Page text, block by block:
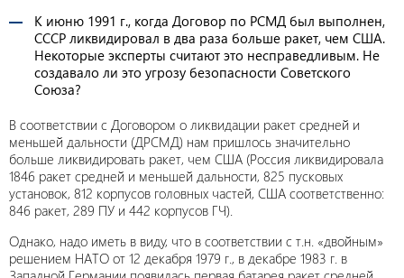
К июню 1991 г., когда Договор по РСМД был выполнен,
СССР ликвидировал в два раза больше ракет, чем США.
Некоторые эксперты считают это несправедливым. Не
создавало ли это угрозу безопасности Советского
Союза?
В соответствии с Договором о ликвидации ракет средней и
меньшей дальности (ДРСМД) нам пришлось значительно
больше ликвидировать ракет, чем США (Россия ликвидировала
1846 ракет средней и меньшей дальности, 825 пусковых
установок, 812 корпусов головных частей, США соответственно:
846 ракет, 289 ПУ и 442 корпусов ГЧ).
Однако, надо иметь в виду, что в соответствии с т.н. «двойным»
решением НАТО от 12 декабря 1979 г., в декабре 1983 г. в